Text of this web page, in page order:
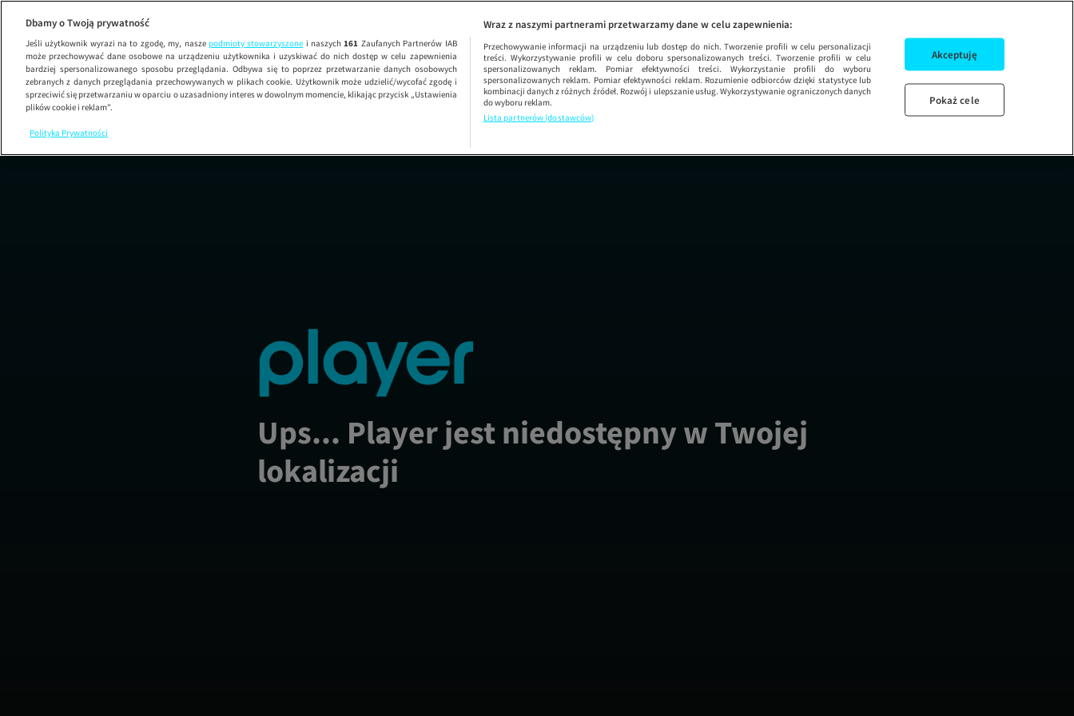
Rafał Rutkowski Stand-up
SEZON 1 RAFAŁ
Ups... Player jest niedostępny w Twojej
lokalizacji
Dbamy o Twoją prywatność
Jeśli użytkownik wyrazi na to zgodę, my, nasze podmioty stowarzyszone i naszych161 Zaufanych Partnerów IAB
może przechowywać dane osobowe na urządzeniu użytkownika i uzyskiwać do nich dostęp w celu zapewnienia
bardziej spersonalizowanego sposobu przeglądania. Odbywa się to poprzez przetwarzanie danych osobowych
zebranych z danych przeglądania przechowywanych w plikach cookie. Użytkownik może udzielić/wycofać zgodę i
sprzeciwić się przetwarzaniu w oparciu o uzasadniony interes w dowolnym momencie, klikając przycisk „Ustawienia
plików cookie i reklam”.
Polityka Prywatności
Wraz z naszymi partnerami przetwarzamy dane w celu zapewnienia:
Przechowywanie informacji na urządzeniu lub dostęp do nich. Tworzenie profili w celu personalizacji
treści. Wykorzystywanie profili w celu doboru spersonalizowanych treści. Tworzenie profili w celu
spersonalizowanych reklam. Pomiar efektywności treści. Wykorzystanie profili do wyboru
spersonalizowanych reklam. Pomiar efektywności reklam. Rozumienie odbiorców dzięki statystyce lub
kombinacji danych z różnych źródeł. Rozwój i ulepszanie usług. Wykorzystywanie ograniczonych danych
do wyboru reklam.
Lista partnerów (dostawców)
Akceptuję
Pokaż cele